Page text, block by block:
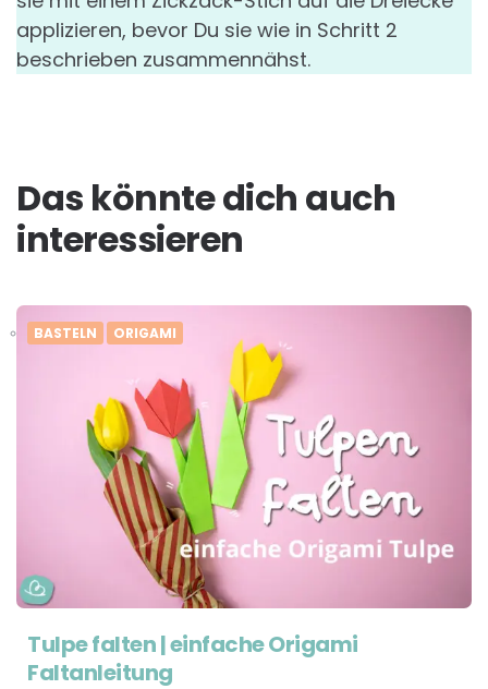
applizieren, bevor Du sie wie in Schritt 2
beschrieben zusammennähst.
Das könnte dich auch
interessieren
BASTELN ORIGAMI
Tulpe falten | einfache Origami
Faltanleitung